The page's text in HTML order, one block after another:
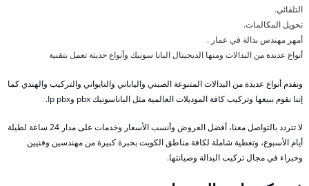
التلقائي.
تحويل المكالمات.
أمهر مهندس بدالة في عمار .
أنواع عديدة من البدالات ومنها الديجيتال البانا سونيك وأنواع حديثة تعمل بتقنية
ونقدم أنواع عديدة من البدالات المتنوعة الصيني والياباني والتايواني والتركيب والهندي كما
إننا نقوم ببيعها وتركيب كافة الموديلات العالمية مثل الباناسونيك pbx وIp pbx.
لا تتردد بالتواصل معنا، أفضل العروض وأنسب الأسعار وخدمات على مدار 24 ساعة لطيلة
أيام الأسبوع، وتغطية شاملة لكافة مناطق الكويت بخبرة كبيرة من مهندسين وفنيين
وخبراء في مجال تركيب البدالة وصيانتها.